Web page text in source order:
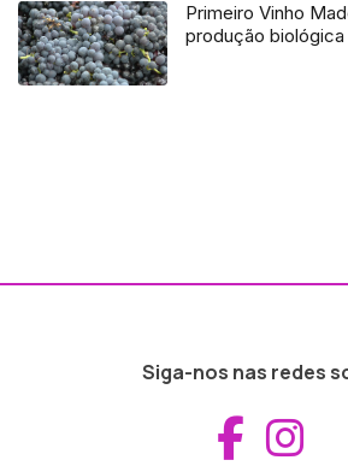
Primeiro Vinho
produção biológica
Siga-nos nas redes